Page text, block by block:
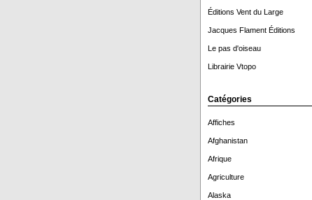
Éditions Vent du Large
Jacques Flament Éditions
Le pas d'oiseau
Librairie Vtopo
Catégories
Affiches
Afghanistan
Afrique
Agriculture
Alaska